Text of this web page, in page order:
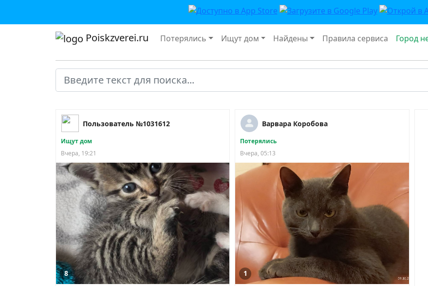
Poiskzverei.ru Потерялись Ищут дом Найдены Правила сервиса Город
Пользователь №1031612
Ищут дом
Вчера, 19:21
8
Варвара Коробова
Потерялись
Вчера, 05:13
1